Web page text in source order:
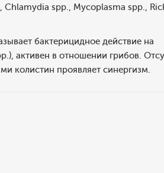
Chlamydia spp., Mycoplasma spp.,
бактерицидное действие на
активен в отношении грибов.
колистин проявляет синергизм.